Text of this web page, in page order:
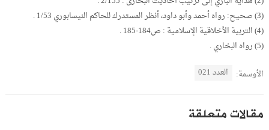
(3) صحيح: رواه أحمد وأبو داود، أنظر المستدرك للحاكم النيسابوري 1/53 .
(4) التربية الأخلاقية الإسلامية : ص184-185 .
(5) رواه البخاري .
الأوسمة: العدد 021
مقالات متعلقة